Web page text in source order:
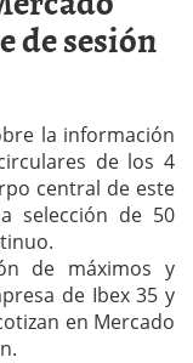
de sesión
la información
de los 4
central de este
selección de 50
de máximos y
de Ibex 35 y
en Mercado